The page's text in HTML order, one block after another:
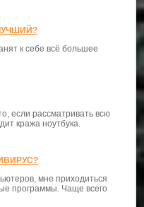
к себе всё большее
если рассматривать всю
кража ноутбука.
мне приходиться
программы. Чаще всего